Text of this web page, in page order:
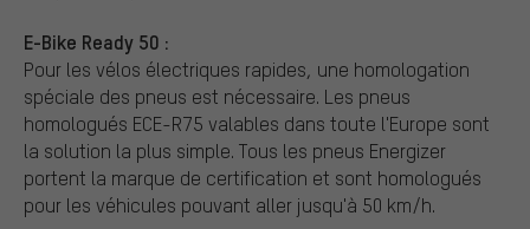
E-Bike Ready 50 :
Pour les vélos électriques rapides, une homologation
spéciale des pneus est nécessaire. Les pneus
homologués ECE-R75 valables dans toute l'Europe sont
la solution la plus simple. Tous les pneus Energizer
portent la marque de certification et sont homologués
pour les véhicules pouvant aller jusqu'à 50 km/h.